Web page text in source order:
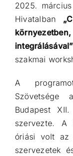
2025.
Hivatalban
integrálásával”
szakmai
A
Szövetsége
Budapest
szervezte. A
óriási volt az
szervezetek